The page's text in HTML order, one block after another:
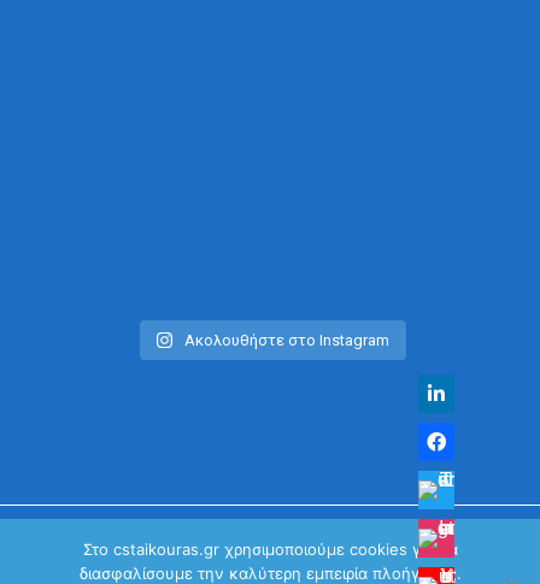
Ακολουθήστε στο Instagram
© Χρήστος Σταϊκούρας | All Rights Reserved 2026
Στο cstaikouras.gr χρησιμοποιούμε cookies για να
διασφαλίσουμε την καλύτερη εμπειρία πλοήγησης.